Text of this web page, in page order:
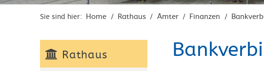
Sie sind hier: Home / Rathaus / Ämter / Finanzen /
Rathaus